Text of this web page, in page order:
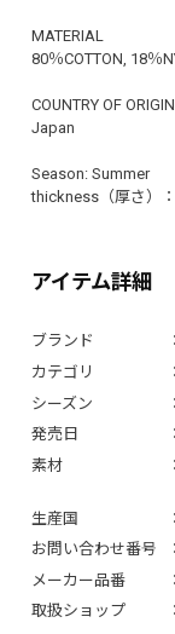
アイテム詳細
ブランド
カテゴリ
シーズン
発売日
素材
生産国
お問い合わせ番号
メーカー品番
取扱ショップ
MATERIAL
80％COTTON, 18％
COUNTRY OF ORIGIN
Japan
Season: Summer
thickness（厚さ）